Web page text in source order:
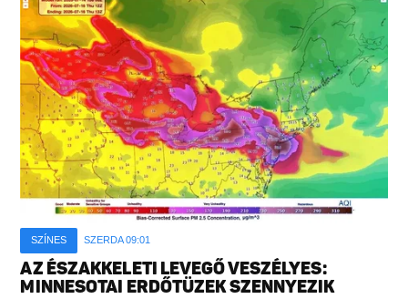
SZÍNES SZERDA 09:01
AZ ÉSZAKKELETI LEVEGŐ VESZÉLYES:
MINNESOTAI ERDŐTÜZEK SZENNYEZIK